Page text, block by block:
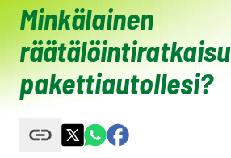
Minkälainen
räätälöintiratkaisu
pakettiautollesi?